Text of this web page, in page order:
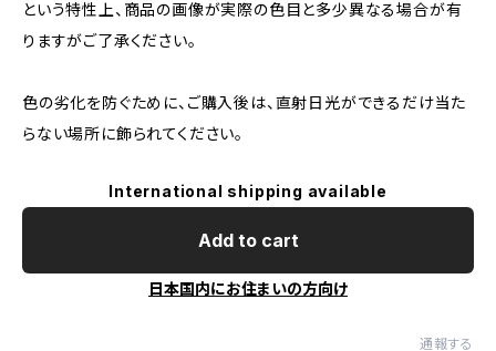
という特性上、商品の画像が実際の色目と多少異なる場合が有
りますがご了承ください。
色の劣化を防ぐために、ご購入後は、直射日光ができるだけ当た
らない場所に飾られてください。
International shipping available
Add to cart
日本国内にお住まいの方向け
通報する